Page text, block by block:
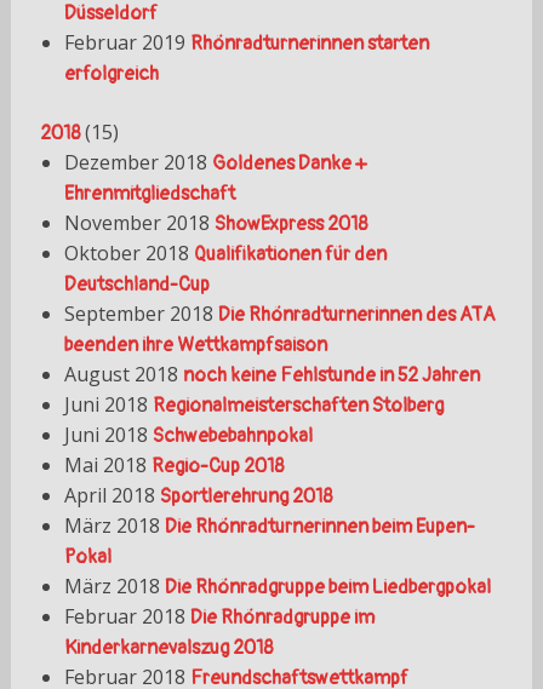
Düsseldorf
Februar 2019 Rhönradturnerinnen starten
erfolgreich
2018 (15)
Dezember 2018 Goldenes Danke +
Ehrenmitgliedschaft
November 2018 ShowExpress 2018
Oktober 2018 Qualifikationen für den
Deutschland-Cup
September 2018 Die Rhönradturnerinnen des ATA
beenden ihre Wettkampfsaison
August 2018 noch keine Fehlstunde in 52 Jahren
Juni 2018 Regionalmeisterschaften Stolberg
Juni 2018 Schwebebahnpokal
Mai 2018 Regio-Cup 2018
April 2018 Sportlerehrung 2018
März 2018 Die Rhönradturnerinnen beim Eupen-
Pokal
März 2018 Die Rhönradgruppe beim Liedbergpokal
Februar 2018 Die Rhönradgruppe im
Kinderkarnevalszug 2018
Februar 2018 Freundschaftswettkampf